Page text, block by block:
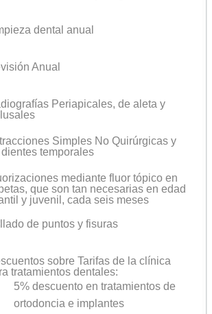
dental anual
Anual
Periapicales, de aleta y
Simples No Quirúrgicas y
temporales
mediante fluor tópico en
que son tan necesarias en edad
y juvenil, cada seis meses
de puntos y fisuras
sobre Tarifas de la clínica
tratamientos dentales:
5% descuento en tratamientos de
ortodoncia e implantes